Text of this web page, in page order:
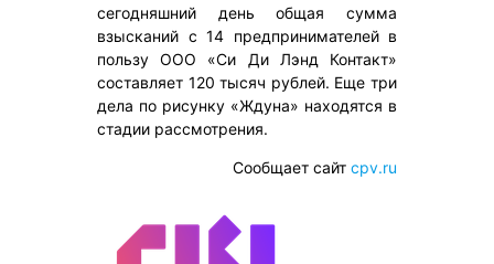
сегодняшний день общая сумма
взысканий с 14 предпринимателей в
пользу ООО «Си Ди Лэнд Контакт»
составляет 120 тысяч рублей. Еще три
дела по рисунку «Ждуна» находятся в
стадии рассмотрения.
Сообщает сайт cpv.ru